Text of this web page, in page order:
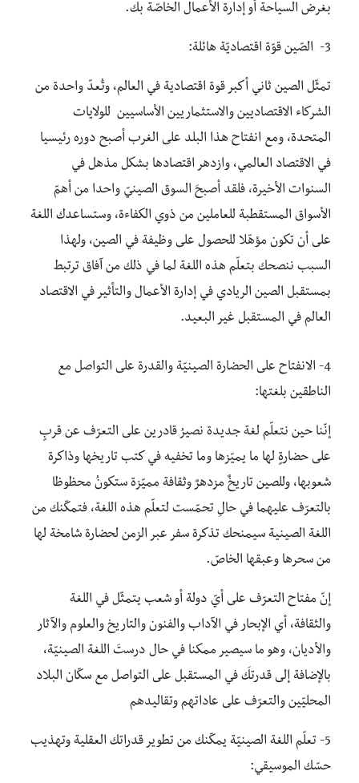
بغرض السياحة أو إدارة الأعمال الخاصّة بك.
3- الصّين قوّة اقتصاديّة هائلة:
تمثّل الصين ثاني أكبر قوة اقتصادية في العالم، وتُعدّ واحدة من
الشركاء الاقتصاديين والاستثماريين الأساسيين للولايات
المتحدة، ومع انفتاح هذا البلد على الغرب أصبح دوره رئيسيا
في الاقتصاد العالمي، وازدهر اقتصادها بشكل مذهل في
السنوات الأخيرة، فلقد أصبحَ السوق الصينيّ واحدا من أهمّ
الأسواق المستقطبة للعاملين من ذوي الكفاءة، وستساعدك اللغة
على أن تكون مؤهّلا للحصول على وظيفة في الصين، ولهذا
السبب ننصحك بتعلّم هذه اللغة لما في ذلك من آفاق ترتبط
بمستقبل الصين الريادي في إدارة الأعمال والتأثير في الاقتصاد
العالم في المستقبل غير البعيد.
4- الانفتاح على الحضارة الصينيّة والقدرة على التواصل مع
الناطقين بلغتها:
إنّنا حين نتعلّم لغة جديدة نصيرُ قادرين على التعرّف عن قربٍ
على حضارةٍ لها ما يميّزها وما تخفيه في كتب تاريخها وذاكرة
شعوبها، وللصين تاريخٌ مزدهرٌ وثقافة مميّزة ستكونُ محظوظا
بالتعرّف عليهما في حالِ تحمّست لتعلّم هذه اللغة، فتمكّنك من
اللغة الصينية سيمنحك تذكرة سفر عبر الزمن لحضارة شامخة لها
من سحرها وعبقها الخاصّ.
إنّ مفتاح التعرّف على أيّ دولة أو شعب يتمثّل في اللغة
والثقافة، أي الإبحار في الآداب والفنون والتاريخ والعلوم والآثار
والأديان، وهو ما سيصير ممكنا في حال درستَ اللغة الصينيّة،
بالإضافة إلى قدرتكَ في المستقبل على التواصل مع سكّان البلاد
المحليّين والتعرّف على عاداتهم وتقاليدهم
5- تعلّم اللغة الصينيّة يمكّنك من تطوير قدراتك العقلية وتهذيب
حسّك الموسيقي: